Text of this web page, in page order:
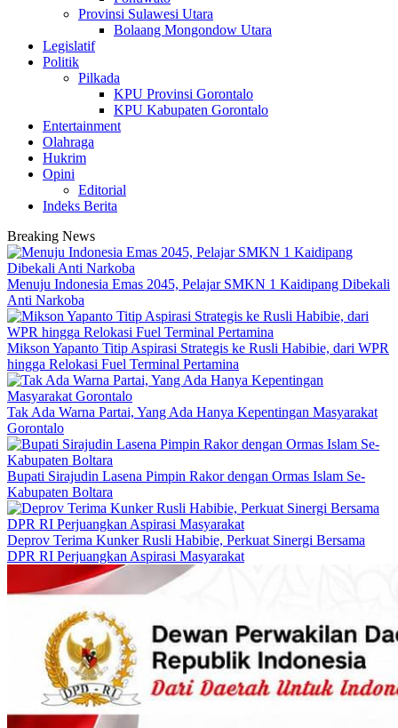
Provinsi Sulawesi Utara
Bolaang Mongondow Utara
Legislatif
Politik
Pilkada
KPU Provinsi Gorontalo
KPU Kabupaten Gorontalo
Entertainment
Olahraga
Hukrim
Opini
Editorial
Indeks Berita
Breaking News
Menuju Indonesia Emas 2045, Pelajar SMKN 1 Kaidipang Dibekali
Anti Narkoba
Mikson Yapanto Titip Aspirasi Strategis ke Rusli Habibie, dari WPR
hingga Relokasi Fuel Terminal Pertamina
Tak Ada Warna Partai, Yang Ada Hanya Kepentingan Masyarakat
Gorontalo
Bupati Sirajudin Lasena Pimpin Rakor dengan Ormas Islam Se-
Kabupaten Boltara
Deprov Terima Kunker Rusli Habibie, Perkuat Sinergi Bersama
DPR RI Perjuangkan Aspirasi Masyarakat